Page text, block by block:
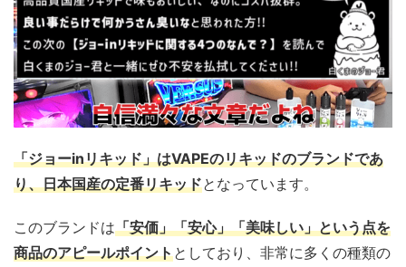
「ジョーinリキッド」はVAPEのリキッドのブランドであ
り、日本国産の定番リキッドとなっています。
このブランドは「安価」「安心」「美味しい」という点を
商品のアピールポイントとしており、非常に多くの種類の